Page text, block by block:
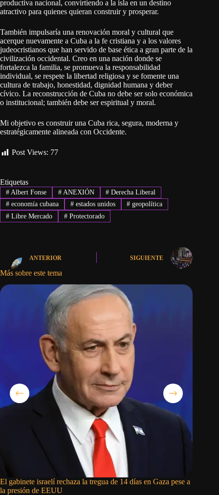
productiva nacional, convirtiendo a la isla en un destino
atractivo para quienes quieran construir y prosperar.
También impulsaría una renovación moral y cultural que
acerque nuevamente a Cuba a la fe cristiana y a los valores
judeocristianos que han servido de base ética a gran parte de la
civilización occidental. Creo en una nación donde se
fortalezca la familia, se promueva la responsabilidad
individual, se respete la libertad religiosa y se fomente una
cultura de trabajo, honestidad, dignidad humana y deber
cívico. La reconstrucción de Cuba no debe ser solo económica
o institucional; también debe ser espiritual y moral.
Mi objetivo es construir una Cuba rica, segura, moderna y
estratégicamente alineada con Occidente.
Post Views: 77
Etiquetas
#Albert Fonse #ANEXIÓN # Derecha Liberal
#economía cubana #estados unidos # geopolítica
#Libre Mercado #Protectorado
ANTERIOR SIGUIENTE
Más sobre este tema
El gabinete israelí rechaza la tregua de 14 días en Gaza pese a
la presión de EEUU